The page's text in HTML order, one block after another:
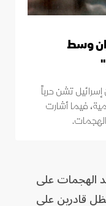
وسط
إسرائيل تشن حرباً
فيما أشارت
الهجمات على
قادرين على